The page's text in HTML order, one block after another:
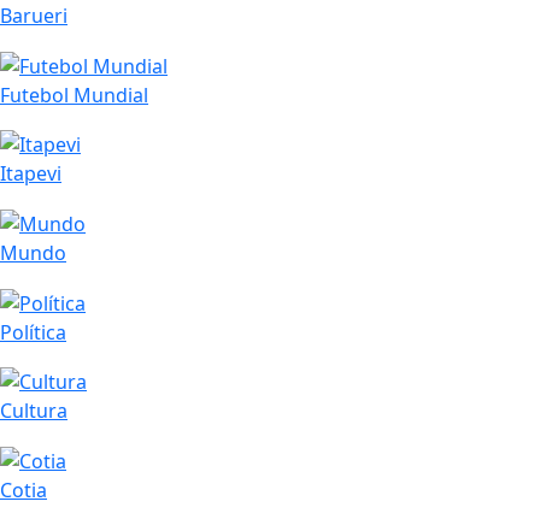
Barueri
Futebol Mundial
Itapevi
Mundo
Política
Cultura
Cotia